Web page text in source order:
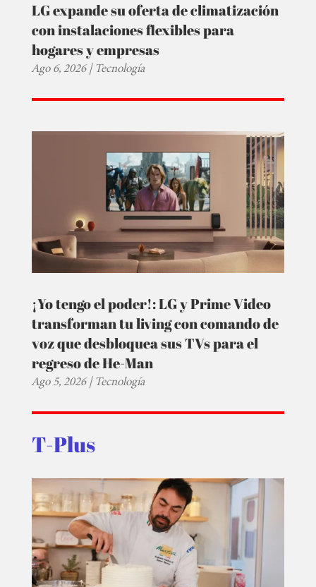
LG expande su oferta de climatización
con instalaciones flexibles para
hogares y empresas
Ago 6, 2026|Tecnología
¡Yo tengo el poder!: LG y Prime Video
transforman tu living con comando de
voz que desbloquea sus TVs para el
regreso de He-Man
Ago 5, 2026|Tecnología
T-Plus